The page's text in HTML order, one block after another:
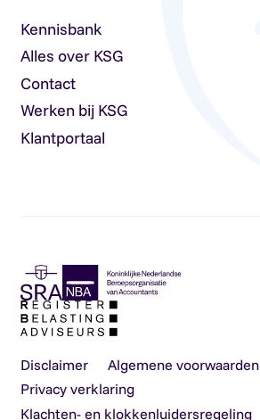
Kennisbank
Alles over KSG
Contact
Werken bij KSG
Klantportaal
Disclaimer
Algemene voorwaarden
Privacy verklaring
Klachten- en klokkenluidersregeling